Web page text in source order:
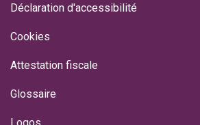
Déclaration d'accessibilité
Cookies
Attestation fiscale
Glossaire